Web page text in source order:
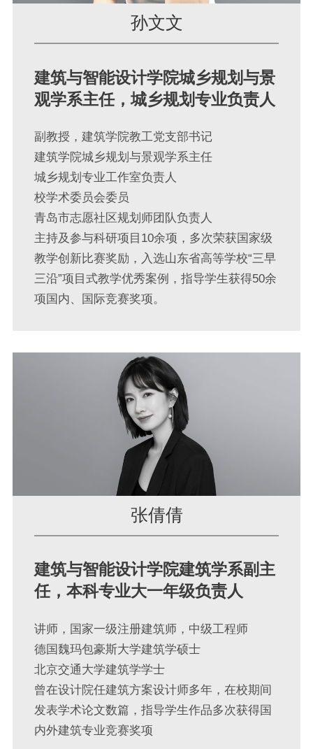
孙文文
建筑与智能设计学院城乡规划与景
观学系主任，城乡规划专业负责人
副教授，建筑学院教工党支部书记
建筑学院城乡规划与景观学系主任
城乡规划专业工作室负责人
校学术委员会委员
青岛市志愿社区规划师团队负责人
主持及参与科研项目10余项，多次荣获国家级
教学创新比赛奖励，入选山东省高等学校“三早
三沿”项目式教学优秀案例，指导学生获得50余
项国内、国际竞赛奖项。
张倩倩
建筑与智能设计学院建筑学系副主
任，本科专业大一年级负责人
讲师，国家一级注册建筑师，中级工程师
德国魏玛包豪斯大学建筑学硕士
北京交通大学建筑学学士
曾在设计院任建筑方案设计师多年，在校期间
发表学术论文数篇，指导学生作品多次获得国
内外建筑专业竞赛奖项